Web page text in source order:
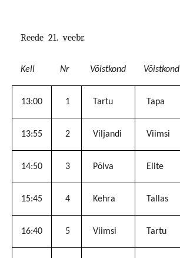
Reede 21. veebr.
Kell Nr Võistkond Võistkond
13:00 1 Tartu Tapa
13:55 2 Viljandi Viimsi
14:50 3 Põlva Elite
15:45 4 Kehra Tallas
16:40 5 Viimsi Tartu